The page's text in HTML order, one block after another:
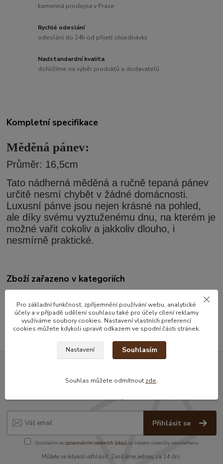
kamenná prodejna v Praze
Rychlé odeslání
odeslání do 24h od přijetí objednávky
Nadstandardní kvalita
dohlížíme na výběr produktů a dodavatelů
Kompletní specifikace
Měděná pánev:
Průměr: 16,5cm
Tato nádherná měděná a ručně tepaná pánev
určitě nesmí chybět v žádné domácnosti.
Luxusní pánve jsou nejen krásné na pohled,
ale díky svému vyztuženému dnu, na kterém je
možné vařit cokoliv a jakkoliv dlouho, i
nesmírně praktické.
Zboží zařazeno v kategoriích
pánvy
Nepropásněte novinky, akce a
Přihlásit se
Souhlasím se zpracováním osobních údajůza účelem rozesílky newsletteru.
Můžete se kdykoli odhlásit. Zasíláme jednou za 14 dní.
Pro základní funkčnost, zpříjemnění používání webu, analytické
účely a v případě udělení souhlasu také pro účely cílení reklamy
využíváme soubory cookies. Nastavení vlastních preferencí
cookies můžete kdykoli upravit odkazem ve spodní části stránek.
Nastavení Souhlasím
Souhlas můžete odmítnout zde.